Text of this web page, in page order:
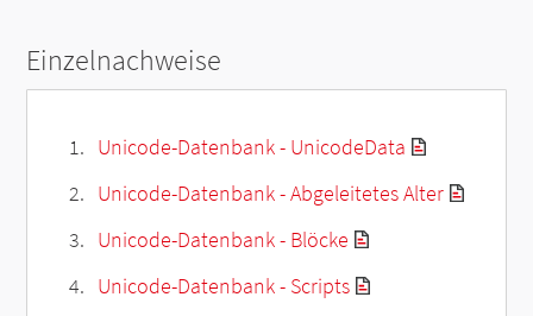
Einzelnachweise
Unicode-Datenbank - UnicodeData
Unicode-Datenbank - Abgeleitetes Alter
Unicode-Datenbank - Blöcke
Unicode-Datenbank - Scripts